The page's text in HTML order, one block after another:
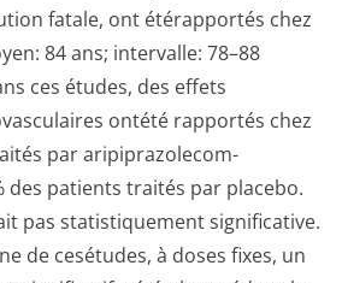
fatale, ont étérapportés chez
84 ans; intervalle: 78–88
ces études, des effets
ontété rapportés chez
par aripiprazolecom­
des patients traités par placebo.
pas statistiquement significative.
de cesétudes, à doses fixes, un